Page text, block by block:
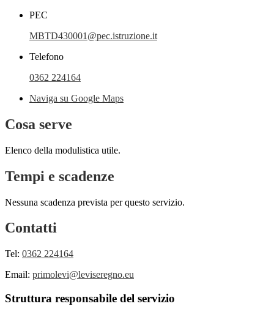
PEC
MBTD430001@pec.istruzione.it
Telefono
0362 224164
Naviga su Google Maps
Cosa serve
Elenco della modulistica utile.
Tempi e scadenze
Nessuna scadenza prevista per questo servizio.
Contatti
Tel: 0362 224164
Email: primolevi@leviseregno.eu
Struttura responsabile del servizio